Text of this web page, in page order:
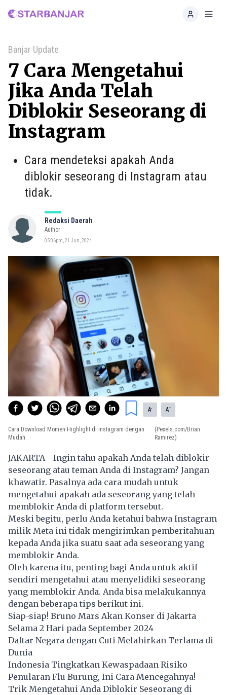
Home
Banjar Update
7 Cara Mengetahui
Jika Anda Telah
Diblokir Seseorang di
Instagram
Cara mendeteksi apakah Anda
diblokir seseorang di Instagram atau
tidak.
Redaksi Daerah
Author
05:06pm, 21 Jun, 2024
A- A+
Cara Download Momen Highlight di Instagram dengan
Mudah
(Pexels.com/Brian
Ramirez)
JAKARTA - Ingin tahu apakah Anda telah diblokir
seseorang atau teman Anda di Instagram? Jangan
khawatir. Pasalnya ada cara mudah untuk
mengetahui apakah ada seseorang yang telah
memblokir Anda di platform tersebut.
Meski begitu, perlu Anda ketahui bahwa Instagram
milik Meta ini tidak mengirimkan pemberitahuan
kepada Anda jika suatu saat ada seseorang yang
memblokir Anda.
Oleh karena itu, penting bagi Anda untuk aktif
sendiri mengetahui atau menyelidiki seseorang
yang memblokir Anda. Anda bisa melakukannya
dengan beberapa tips berikut ini.
Siap-siap! Bruno Mars Akan Konser di Jakarta
Selama 2 Hari pada September 2024
Daftar Negara dengan Cuti Melahirkan Terlama di
Dunia
Indonesia Tingkatkan Kewaspadaan Risiko
Penularan Flu Burung, Ini Cara Mencegahnya!
Trik Mengetahui Anda Diblokir Seseorang di